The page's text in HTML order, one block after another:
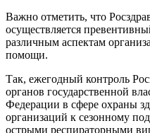
Важно отметить, что
осуществляется
различным аспектам
помощи.
Так, ежегодный контроль
органов государственной
Федерации в сфере охраны
организаций к сезонному
острыми респираторными